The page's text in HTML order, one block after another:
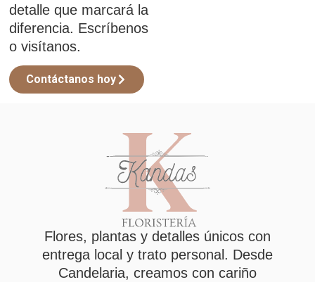
detalle que marcará la
diferencia. Escríbenos
o visítanos.
Contáctanos hoy
Flores, plantas y detalles únicos con
entrega local y trato personal. Desde
Candelaria, creamos con cariño